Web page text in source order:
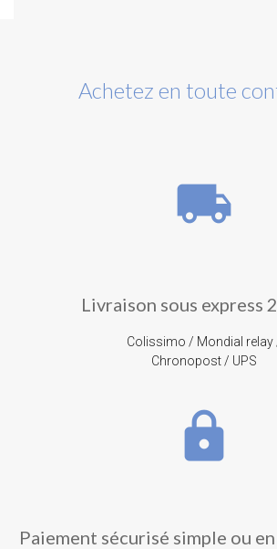
Achetez en toute
local_shipping
Livraison sous express
Colissimo / Mondial relay
Chronopost / UPS
lock
Paiement sécurisé simple ou